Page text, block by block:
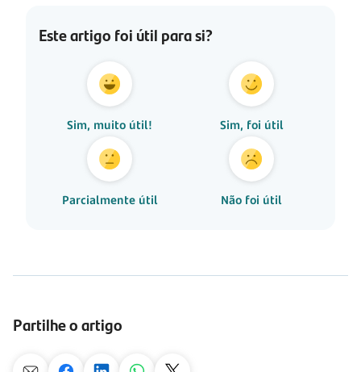
Este artigo foi útil para si?
Sim, muito útil! Sim, foi útil
Parcialmente útil Não foi útil
Partilhe o artigo